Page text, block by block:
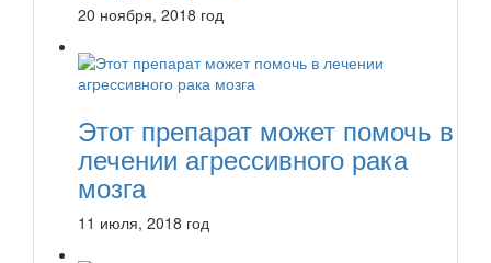
20 ноября, 2018 год
Этот препарат может помочь в
лечении агрессивного рака
мозга
11 июля, 2018 год